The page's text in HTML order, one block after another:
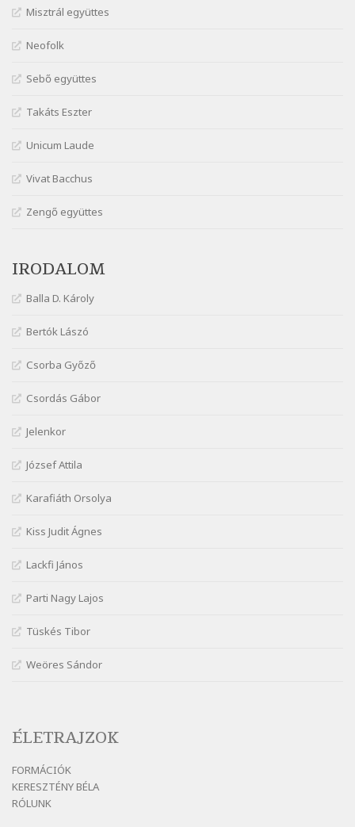
Szélkiáltó
Márai Sándor: Dalocska
Márai Sándor: Együgyű vers gyorsvonatban
Márai Sándor: Ez a kávéház
Szélkiáltó
Szélkiáltó
Márai Sándor: Hol vagyok?
Szélkiáltó
Márai Sándor: Ujjgyakorlat 8
Márai Sándor: Zsoltár
Mária Sándor: Hallgatás
Szélkiáltó
Szélkiáltó
Nagy Bandó András: Bagon át
Szélkiáltó
Nagy Bandó András: Botos tánc
Nagy Bandó András: Egérút
Szélkiáltó
Szélkiáltó
Nagy Bandó András: Hogyha egyszer
Nagy Bandó András: Ki vagyok?
Szélkiáltó
Nagy Bandó András: Nyári éj
Szélkiáltó
Misztrál együttes
Neofolk
Sebő együttes
Takáts Eszter
Unicum Laude
Vivat Bacchus
Zengő együttes
IRODALOM
Balla D. Károly
Bertók Lászó
Csorba Győző
Csordás Gábor
Jelenkor
József Attila
Karafiáth Orsolya
Kiss Judit Ágnes
Lackfi János
Parti Nagy Lajos
Tüskés Tibor
Weöres Sándor
ÉLETRAJZOK
FORMÁCIÓK
KERESZTÉNY BÉLA
RÓLUNK